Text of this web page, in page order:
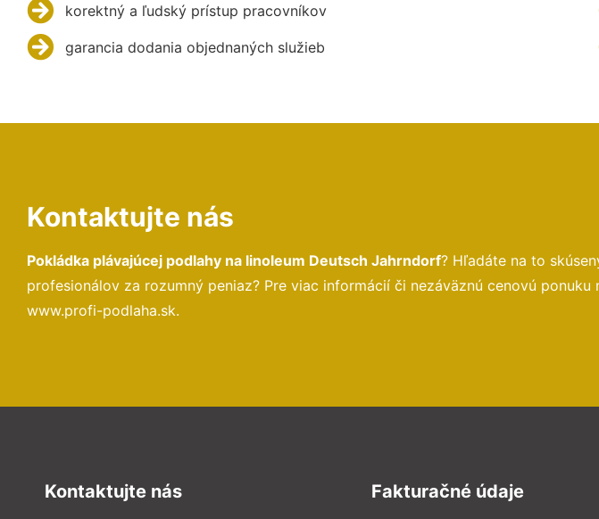
korektný a ľudský prístup pracovníkov
garancia dodania objednaných služieb
Kontaktujte nás
Pokládka plávajúcej podlahy na linoleum Deutsch Jahrndorf? Hľadáte na to
profesionálov za rozumný peniaz? Pre viac informácií či nezáväznú cenovú ponuku
www.profi-podlaha.sk.
Kontaktujte nás Fakturačné údaje